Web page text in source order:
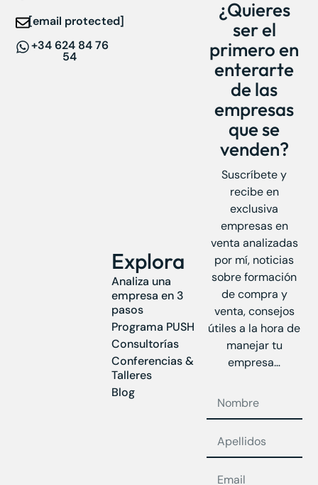
[email protected]
+34 624 84 76
54
Explora
Analiza una
empresa en 3
pasos
Programa PUSH
Consultorías
Conferencias &
Talleres
Blog
¿Quieres
ser el
primero en
enterarte
de las
empresas
que se
venden?
Suscríbete y
recibe en
exclusiva
empresas en
venta analizadas
por mí, noticias
sobre formación
de compra y
venta, consejos
útiles a la hora de
manejar tu
empresa…